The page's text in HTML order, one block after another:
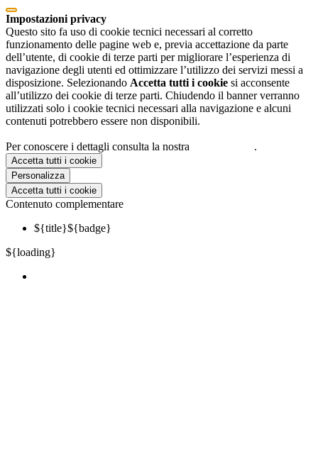
Impostazioni privacy
Questo sito fa uso di cookie tecnici necessari al corretto
funzionamento delle pagine web e, previa accettazione da parte
dell’utente, di cookie di terze parti per migliorare l’esperienza di
navigazione degli utenti ed ottimizzare l’utilizzo dei servizi messi a
disposizione. Selezionando Accetta tutti i cookie si acconsente
all’utilizzo dei cookie di terze parti. Chiudendo il banner verranno
utilizzati solo i cookie tecnici necessari alla navigazione e alcuni
contenuti potrebbero essere non disponibili.
Per conoscere i dettagli consulta la nostra .
Accetta tutti i cookie
Personalizza
Accetta tutti i cookie
Contenuto complementare
${title}${badge}
${loading}